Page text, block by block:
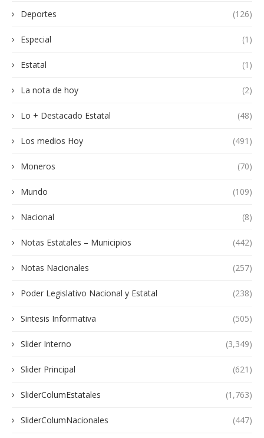
Deportes (126)
Especial (1)
Estatal (1)
La nota de hoy (2)
Lo + Destacado Estatal (48)
Los medios Hoy (491)
Moneros (70)
Mundo (109)
Nacional (8)
Notas Estatales – Municipios (442)
Notas Nacionales (257)
Poder Legislativo Nacional y Estatal (238)
Sintesis Informativa (505)
Slider Interno (3,349)
Slider Principal (621)
SliderColumEstatales (1,763)
SliderColumNacionales (447)